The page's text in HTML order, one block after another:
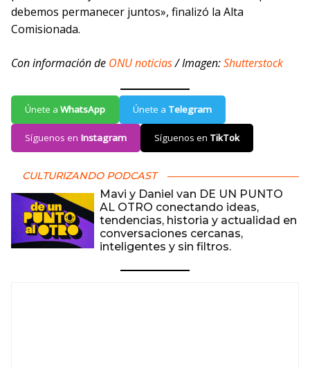
debemos permanecer juntos», finalizó la Alta
Comisionada.
Con información de ONU noticias/ Imagen:Shutterstock
Únete a WhatsApp Únete a Telegram
Síguenos en Instagram Síguenos en TikTok
CULTURIZANDO PODCAST
Mavi y Daniel van DE UN PUNTO
AL OTRO conectando ideas,
tendencias, historia y actualidad en
conversaciones cercanas,
inteligentes y sin filtros.